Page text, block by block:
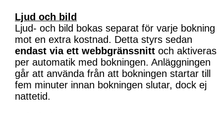
Ljud och bild
Ljud- och bild bokas separat för varje bokning
mot en extra kostnad. Detta styrs sedan
endast via ett webbgränssnitt och aktiveras
per automatik med bokningen. Anläggningen
går att använda från att bokningen startar till
fem minuter innan bokningen slutar, dock ej
nattetid.